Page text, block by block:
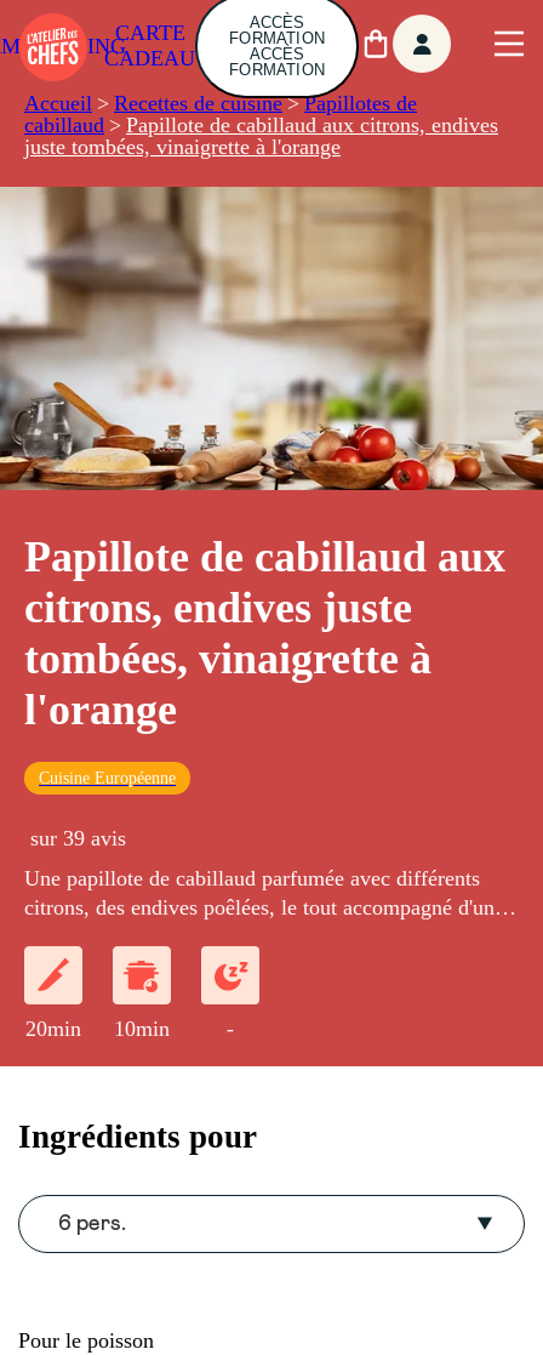
CARTE
CADEAU
ACCÈS
FORMATION
ACCÈS
FORMATION
Accueil > Recettes de cuisine > Papillotes de
cabillaud > Papillote de cabillaud aux citrons, endives
juste tombées, vinaigrette à l'orange
Papillote de cabillaud aux
citrons, endives juste
tombées, vinaigrette à
l'orange
Cuisine Européenne
sur 39 avis
Une papillote de cabillaud parfumée avec différents
citrons, des endives poêlées, le tout accompagné d'une
20min 10min -
Ingrédients pour
6 pers.
Pour le poisson